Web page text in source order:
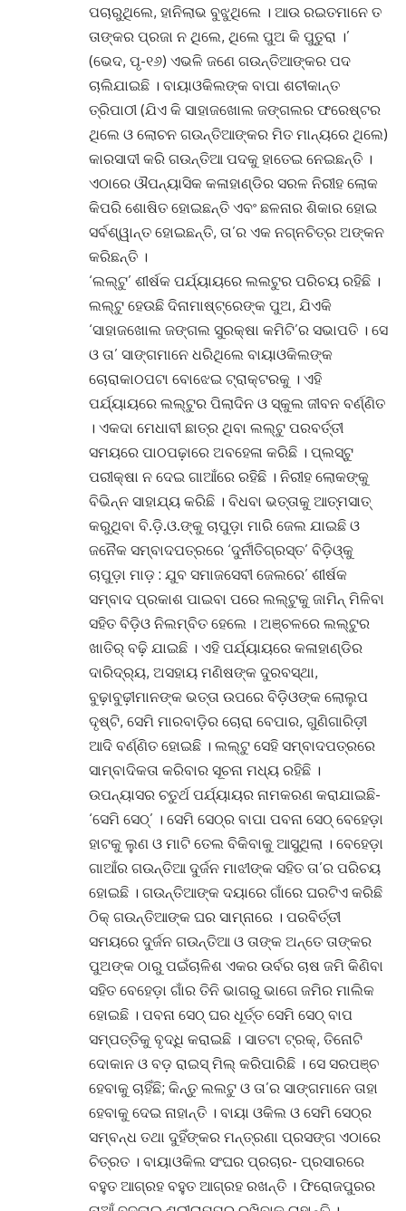
ପଚାରୁଥିଲେ, ହାନିଲାଭ ବୁଝୁଥିଲେ । ଆଉ ରଇତମାନେ ତ
ତାଙ୍କର ପ୍ରଜା ନ ଥିଲେ, ଥିଲେ ପୁଅ କି ପୁତୁରା ।’
(ଭେଦ, ପୃ-୧୬) ଏଭଳି ଜଣେ ଗଉନ୍ତିଆଙ୍କର ପଦ
ଚାଲିଯାଇଛି । ବାୟାଓକିଲଙ୍କ ବାପା ଶଚୀକାନ୍ତ
ତ୍ରିପାଠୀ (ଯିଏ କି ସାହାଜଖୋଲ ଜଙ୍ଗଲର ଫରେଷ୍ଟର
ଥିଲେ ଓ ଲୋଚନ ଗଉନ୍ତିଆଙ୍କର ମିତ ମାନ୍ୟରେ ଥିଲେ)
କାରସାଦୀ କରି ଗଉନ୍ତିଆ ପଦକୁ ହାତେଇ ନେଇଛନ୍ତି ।
ଏଠାରେ ଔପନ୍ୟାସିକ କଳାହାଣ୍ଡିର ସରଳ ନିରୀହ ଲୋକ
କିପରି ଶୋଷିତ ହୋଇଛନ୍ତି ଏବଂ ଛଳନାର ଶିକାର ହୋଇ
ସର୍ବଶ୍ୱାନ୍ତ ହୋଇଛନ୍ତି, ତା’ର ଏକ ନଗ୍ନଚିତ୍ର ଅଙ୍କନ
କରିଛନ୍ତି ।
‘ଲଲ୍‌ଟୁ’ ଶୀର୍ଷକ ପର୍ଯ୍ୟାୟରେ ଲଲଟୁର ପରିଚୟ ରହିଛି ।
ଲଲ୍‌ଟୁ ହେଉଛି ଦିନାମାଷ୍ଟ୍ରେଙ୍କ ପୁଅ, ଯିଏକି
‘ସାହାଜଖୋଲ ଜଙ୍ଗଲ ସୁରକ୍ଷା କମିଟି’ର ସଭାପତି । ସେ
ଓ ତା’ ସାଙ୍ଗମାନେ ଧରିଥିଲେ ବାୟାଓକିଲଙ୍କ
ଚୋରାକାଠପଟା ବୋଝେଇ ଟ୍ରାକ୍ଟରକୁ । ଏହି
ପର୍ଯ୍ୟାୟରେ ଲଲ୍‌ଟୁର ପିଲାଦିନ ଓ ସ୍କୁଲ ଜୀବନ ବର୍ଣ୍ଣିତ
। ଏକଦା ମେଧାବୀ ଛାତ୍ର ଥିବା ଲଲ୍‌ଟୁ ପରବର୍ତ୍ତୀ
ସମୟରେ ପାଠପଢ଼ାରେ ଅବହେଳା କରିଛି । ପ୍ଲସ୍‌ଟୁ
ପରୀକ୍ଷା ନ ଦେଇ ଗାଆଁରେ ରହିଛି । ନିରୀହ ଲୋକଙ୍କୁ
ବିଭିନ୍ନ ସାହାଯ୍ୟ କରିଛି । ବିଧବା ଭତ୍ତାକୁ ଆତ୍ମସାତ୍
କରୁଥିବା ବି.ଡ଼ି.ଓ.ଙ୍କୁ ଚାପୁଡ଼ା ମାରି ଜେଲ ଯାଇଛି ଓ
ଜନୈକ ସମ୍ବାଦପତ୍ରରେ ‘ଦୁର୍ନୀତିଗ୍ରସ୍ତ’ ବିଡ଼ିଓ୍‌କୁ
ଚାପୁଡ଼ା ମାଡ଼ : ଯୁବ ସମାଜସେବୀ ଜେଲରେ’ ଶୀର୍ଷକ
ସମ୍ବାଦ ପ୍ରକାଶ ପାଇବା ପରେ ଲଲ୍‌ଟୁକୁ ଜାମିନ୍ ମିଳିବା
ସହିତ ବିଡ଼ିଓ ନିଲମ୍ବିତ ହେଲେ । ଅଞ୍ଚଳରେ ଲଲ୍‌ଟୁର
ଖାତିର୍ ବଢ଼ି ଯାଇଛି । ଏହି ପର୍ଯ୍ୟାୟରେ କଳାହାଣ୍ଡିର
ଦାରିଦ୍ର୍ୟ, ଅସହାୟ ମଣିଷଙ୍କ ଦୁରବସ୍ଥା,
ବୁଢ଼ାବୁଢ଼ୀମାନଙ୍କ ଭତ୍ତା ଉପରେ ବିଡ଼ିଓଙ୍କ ଲୋଲୁପ
ଦୃଷ୍ଟି, ସେମି ମାରବାଡ଼ିର ଚୋରା ବେପାର, ଗୁଣିଗାରିଡ଼ୀ
ଆଦି ବର୍ଣ୍ଣିତ ହୋଇଛି । ଲଲ୍‌ଟୁ ସେହି ସମ୍ବାଦପତ୍ରରେ
ସାମ୍ବାଦିକତା କରିବାର ସୂଚନା ମଧ୍ୟ ରହିଛି ।
ଉପନ୍ୟାସର ଚତୁର୍ଥ ପର୍ଯ୍ୟାୟର ନାମକରଣ କରାଯାଇଛି-
‘ସେମି ସେଠ୍‌’ । ସେମି ସେଠ୍‌ର ବାପା ପବନା ସେଠ୍ ବେହେଡ଼ା
ହାଟକୁ ଲୁଣ ଓ ମାଟି ତେଲ ବିକିବାକୁ ଆସୁଥିଲା । ବେହେଡ଼ା
ଗାଆଁର ଗଉନ୍ତିଆ ଦୁର୍ଜନ ମାଝୀଙ୍କ ସହିତ ତା’ର ପରିଚୟ
ହୋଇଛି । ଗଉନ୍ତିଆଙ୍କ ଦୟାରେ ଗାଁରେ ଘରଟିଏ କରିଛି
ଠିକ୍ ଗଉନ୍ତିଆଙ୍କ ଘର ସାମ୍ନାରେ । ପରବିର୍ତ୍ତୀ
ସମୟରେ ଦୁର୍ଜନ ଗଉନ୍ତିଆ ଓ ତାଙ୍କ ଅନ୍ତେ ତାଙ୍କର
ପୁଅଙ୍କ ଠାରୁ ପଇଁଚାଳିଶ ଏକର ଉର୍ବର ଚାଷ ଜମି କିଣିବା
ସହିତ ବେହେଡ଼ା ଗାଁର ତିନି ଭାଗରୁ ଭାଗେ ଜମିର ମାଲିକ
ହୋଇଛି । ପବନା ସେଠ୍ ଘର ଧୂର୍ତ୍ତ ସେମି ସେଠ୍ ବାପ
ସମ୍ପତ୍ତିକୁ ବୃଦ୍ଧି କରାଇଛି । ସାତଟା ଟ୍ରକ୍‌, ତିନୋଟି
ଦୋକାନ ଓ ବଡ଼ ରାଇସ୍ ମିଲ୍ କରିପାରିଛି । ସେ ସରପଞ୍ଚ
ହେବାକୁ ଚାହିଁଛି; କିନ୍ତୁ ଲଲଟୁ ଓ ତା’ର ସାଙ୍ଗମାନେ ତାହା
ହେବାକୁ ଦେଇ ନାହାନ୍ତି । ବାୟା ଓକିଲ ଓ ସେମି ସେଠ୍‌ର
ସମ୍ବନ୍ଧ ତଥା ଦୁହିଁଙ୍କର ମନ୍ତ୍ରଣା ପ୍ରସଙ୍ଗ ଏଠାରେ
ଚିତ୍ରତ । ବାୟାଓକିଲ ସଂଘର ପ୍ରଚାର- ପ୍ରସାରରେ
ବହୁତ ଆଗ୍ରହ ବହୁତ ଆଗ୍ରହ ରଖନ୍ତି । ଫିରୋଜପୁରର